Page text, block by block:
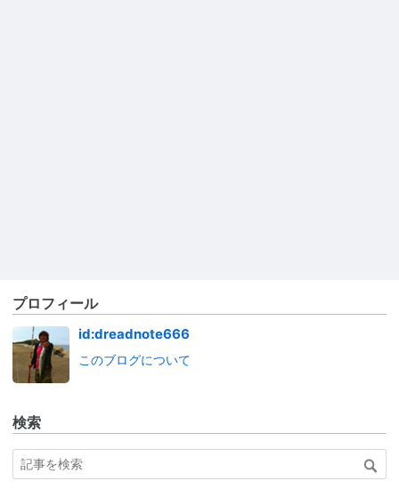
プロフィール
id:dreadnote666
このブログについて
検索